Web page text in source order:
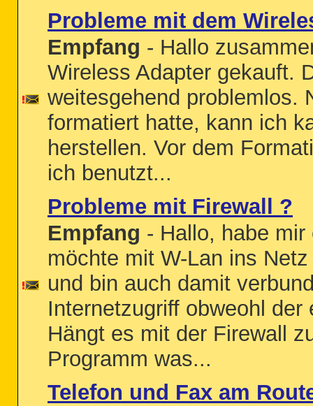
Probleme mit dem
Empfang - Hallo
Wireless Adapter gekauft.
weitesgehend problemlos.
formatiert hatte, kann ich
herstellen. Vor dem
ich benutzt...
Probleme mit Firewall ?
Empfang - Hallo, habe
möchte mit W-Lan ins
und bin auch damit
Internetzugriff obweohl
Hängt es mit der Firewall
Programm was...
Telefon und Fax am